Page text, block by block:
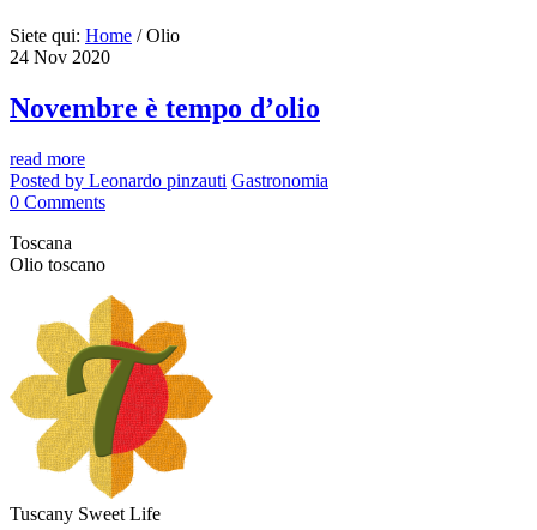
Siete qui: Home / Olio
24 Nov 2020
Novembre è tempo d’olio
read more
Posted by Leonardo pinzauti Gastronomia
0 Comments
Toscana
Olio toscano
Tuscany Sweet Life